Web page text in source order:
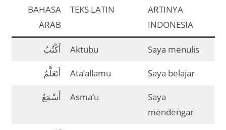
BAHASA
ARAB
TEKS LATIN
ARTINYA
INDONESIA
أَكْتُبُ Aktubu Saya menulis
أَتَعَلَّمُ Ata’allamu Saya belajar
أَسْمَعُ Asma’u
Saya
mendengar